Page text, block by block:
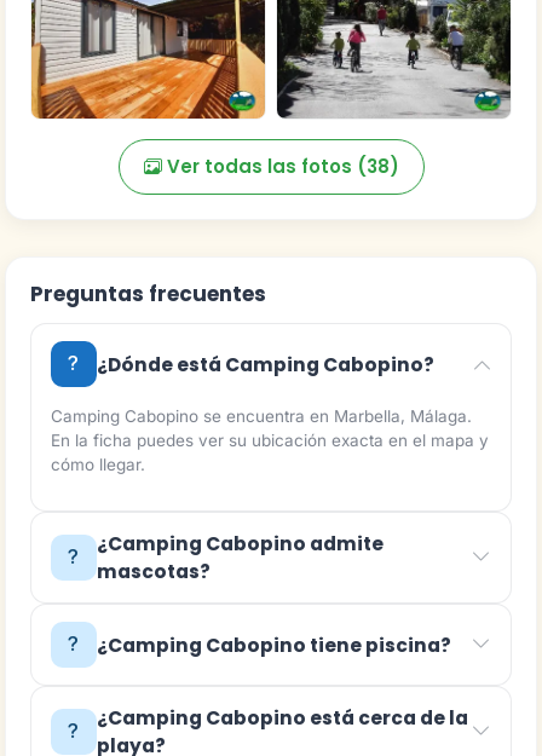
Ver todas las fotos (38)
Preguntas frecuentes
¿Dónde está Camping Cabopino?
Camping Cabopino se encuentra en Marbella, Málaga.
En la ficha puedes ver su ubicación exacta en el mapa y
cómo llegar.
¿Camping Cabopino admite
mascotas?
¿Camping Cabopino tiene piscina?
¿Camping Cabopino está cerca de la
playa?